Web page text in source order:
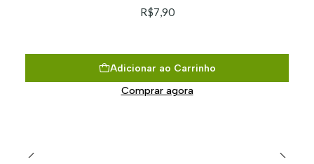
R$7,90
Adicionar ao Carrinho
Comprar agora